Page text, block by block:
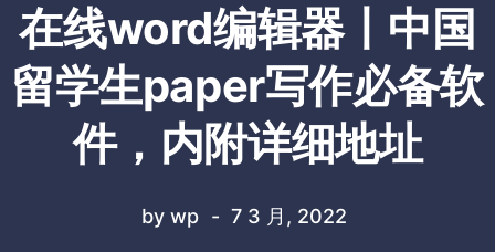
在线word编辑器丨中国
留学生paper写作必备软
件，内附详细地址
by wp 7 3 月, 2022